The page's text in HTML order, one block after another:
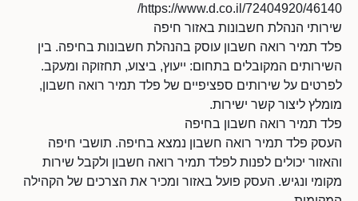
https://www.d.co.il/72404920/46140/
שירותי הנהלת חשבונות באזור חיפה
פלד תמיר רואה חשבון עוסק בהנהלת חשבונות בחיפה. בין
השירותים המקובלים בתחום: ייעוץ, ביצוע, תחזוקה ומעקב.
לפרטים על שירותים ספציפיים של פלד תמיר רואה חשבון,
מומלץ ליצור קשר ישירות.
פלד תמיר רואה חשבון בחיפה
העסק פלד תמיר רואה חשבון נמצא בחיפה. תושבי חיפה
והאזור יכולים לפנות לפלד תמיר רואה חשבון ולקבל שירות
מקומי ונגיש. העסק פועל באזור ומכיר את הצרכים של הקהילה